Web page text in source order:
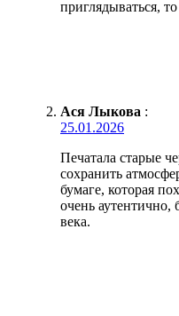
приглядываться,
Ася Лыкова :
25.01.2026
Печатала старые
сохранить
бумаге, которая
очень аутентично,
века.